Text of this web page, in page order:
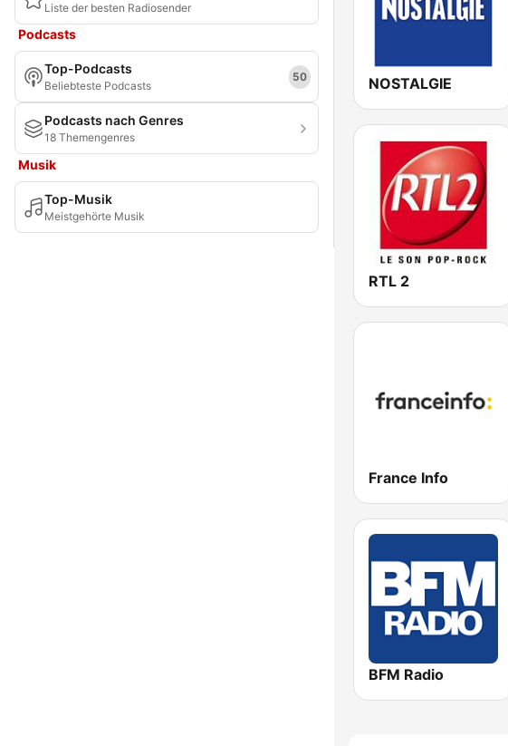
Liste der besten Radiosender
Podcasts
Top-Podcasts
Beliebteste Podcasts
50
Podcasts nach Genres
18 Themengenres
Musik
Top-Musik
Meistgehörte Musik
NOSTALGIE
RTL 2
France Info
BFM Radio